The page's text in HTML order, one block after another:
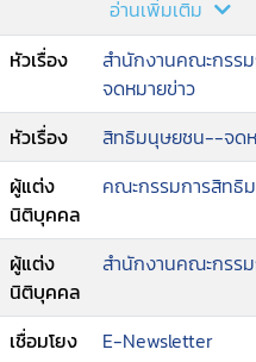
--แถลงการณ์คณะ
(กสม.) เรื่อง ประณ
พยาบาล บริเวณแน
หยุดการสร้างควา
--ICJ เปิดทางให้ปร
เปลี่ยนแปลงสภาพ
อ่านเพิ่มเติม
หัวเรื่อง
สำนักงานคณะกรร
จดหมายข่าว
หัวเรื่อง
สิทธิมนุษยชน--จดห
ผู้แต่ง
นิติบุคคล
คณะกรรมการสิทธิ
ผู้แต่ง
นิติบุคคล
สำนักงานคณะกรร
เชื่อมโยง E-Newsletter